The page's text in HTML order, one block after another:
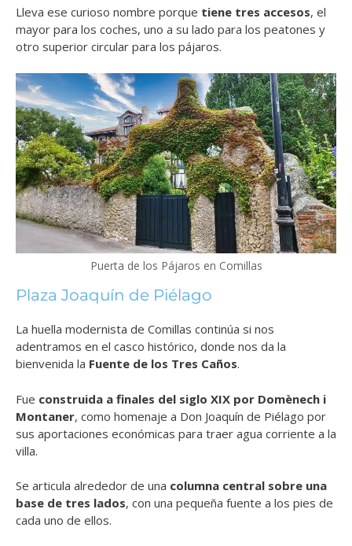
Lleva ese curioso nombre porque tiene tres accesos, el
mayor para los coches, uno a su lado para los peatones y
otro superior circular para los pájaros.
Puerta de los Pájaros en Comillas
Plaza Joaquín de Piélago
La huella modernista de Comillas continúa si nos
adentramos en el casco histórico, donde nos da la
bienvenida la Fuente de los Tres Caños.
Fue construida a finales del siglo XIX por Domènech i
Montaner, como homenaje a Don Joaquín de Piélago por
sus aportaciones económicas para traer agua corriente a la
villa.
Se articula alrededor de una columna central sobre una
base de tres lados, con una pequeña fuente a los pies de
cada uno de ellos.